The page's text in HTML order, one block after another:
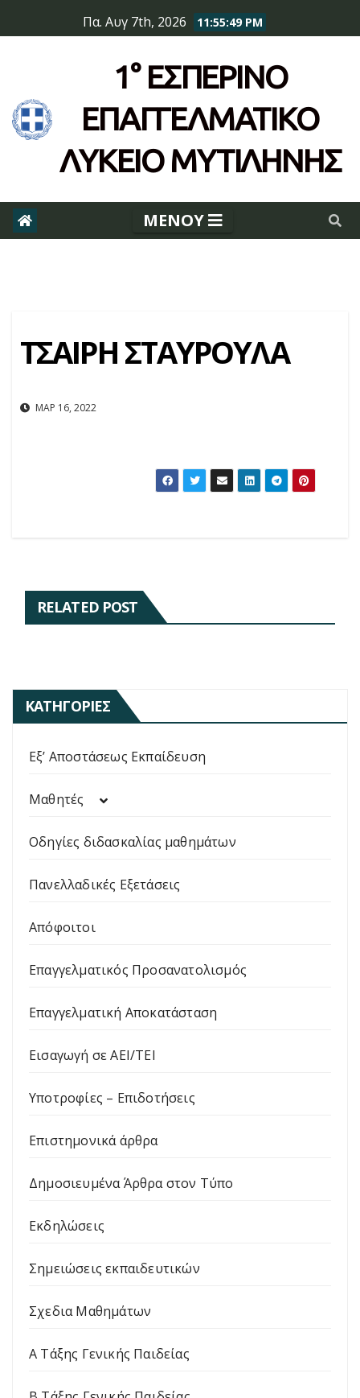
to
Πα. Αυγ 7th, 2026 11:55:49 PM
1° ΕΣΠΕΡΙΝΌ
ΕΠΆΓΓΕΛΜΑΤΙΚΟ
ΛΥΚΕΙΟ ΜΥΤΙΛΗΝΗΣ
ΤΣΑΙΡΗ ΣΤΑΥΡΟΥΛΑ
ΜΑΡ 16, 2022
RELATED POST
ΚΑΤΗΓΟΡΊΕΣ
Εξ’ Αποστάσεως Εκπαίδευση
Μαθητές
Οδηγίες διδασκαλίας μαθημάτων
Πανελλαδικές Εξετάσεις
Απόφοιτοι
Επαγγελματικός Προσανατολισμός
Επαγγελματική Αποκατάσταση
Εισαγωγή σε ΑΕΙ/ΤΕΙ
Υποτροφίες – Επιδοτήσεις
Επιστημονικά άρθρα
Δημοσιευμένα Άρθρα στον Τύπο
Εκδηλώσεις
Σημειώσεις εκπαιδευτικών
Σχεδια Μαθημάτων
Α Τάξης Γενικής Παιδείας